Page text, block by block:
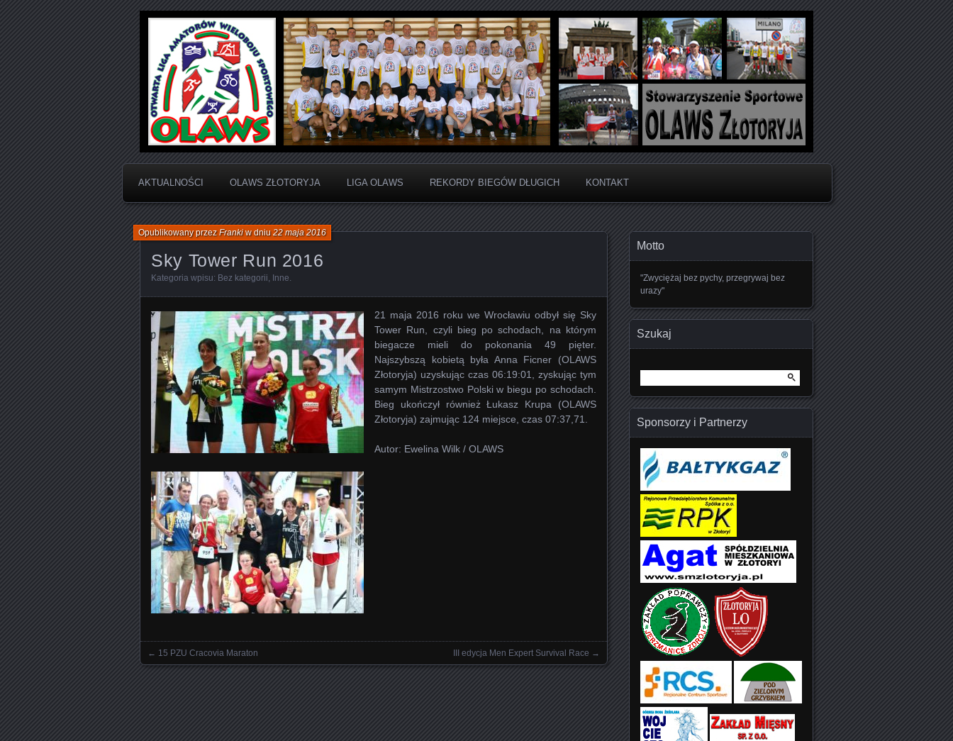
OLAWS | Otwarta Liga Amatorów Wieloboju
Sportowego
Otwarta Liga Amatorów Wieloboju Sportowego
AKTUALNOŚCI OLAWS ZŁOTORYJA LIGA OLAWS REKORDY BIEGÓW DŁUGICH KONTAKT
Sky Tower Run 2016
Opublikowany przezFrankiw dniu22 maja 2016
Kategoria wpisu: Bez kategorii, Inne.
21 maja 2016 roku we Wrocławiu odbył się Sky
Tower Run, czyli bieg po schodach, na którym
biegacze mieli do pokonania 49 pięter.
Najszybszą kobietą była Anna Ficner (OLAWS
Złotoryja) uzyskując czas 06:19:01, zyskując tym
samym Mistrzostwo Polski w biegu po schodach.
Bieg ukończył również Łukasz Krupa (OLAWS
Złotoryja) zajmując 124 miejsce, czas 07:37,71.
Autor: Ewelina Wilk / OLAWS
Nawigowanie wpisami
← 15 PZU Cracovia Maraton III edycja Men Expert Survival Race →
Motto
"Zwyciężaj bez pychy, przegrywaj bez
urazy"
Szukaj
Sponsorzy i Partnerzy